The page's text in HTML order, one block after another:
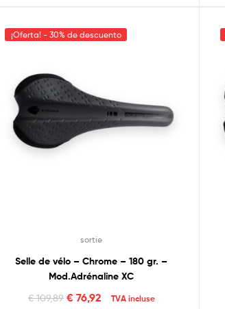
¡Oferta! - 30% de descuento
sortie
Selle de vélo – Chrome – 180 gr. –
Mod.Adrénaline XC
€109,89 € 76,92 TVA incluse